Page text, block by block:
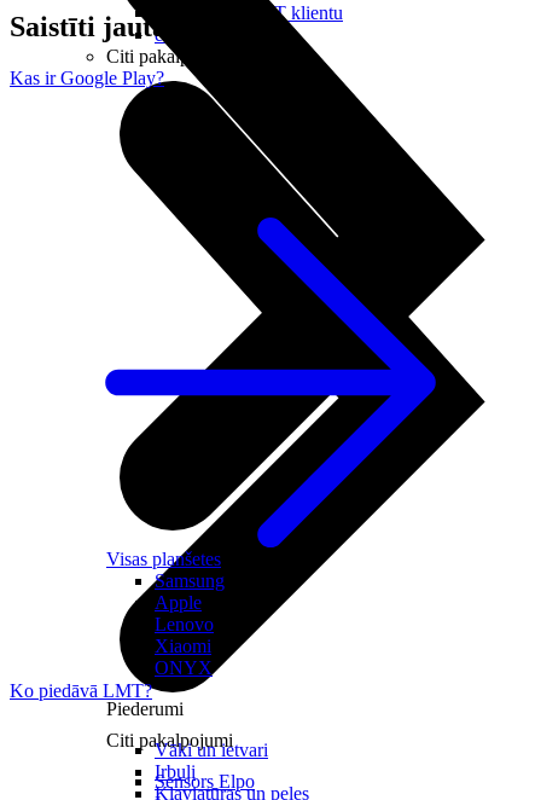
Kā kļūt par LMT klientu
eSIM tehnoloģija
Citi pakalpojumi
Citi pakalpojumi
Sensors Elpo
Visas planšetes
Samsung
Apple
Lenovo
Xiaomi
ONYX
Piederumi
Vāki un ietvari
Irbuļi
Klaviatūras un peles
Saistīti jautājumi
Kas ir Google Play?
Ko piedāvā LMT?